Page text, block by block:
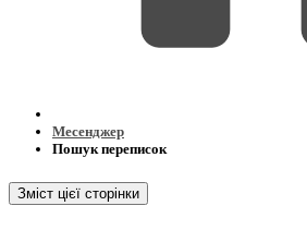
Месенджер
Пошук переписок
Зміст цієї сторінки